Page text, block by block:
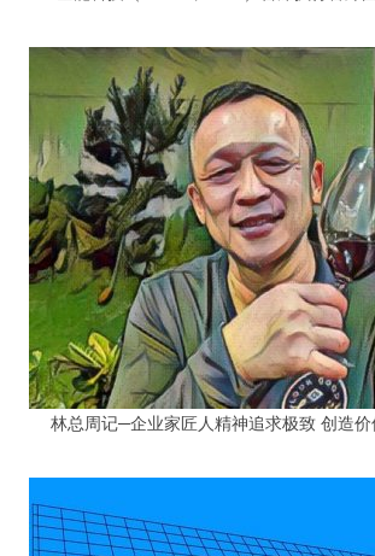
林总周记─企业家匠人精神追求极致 创造